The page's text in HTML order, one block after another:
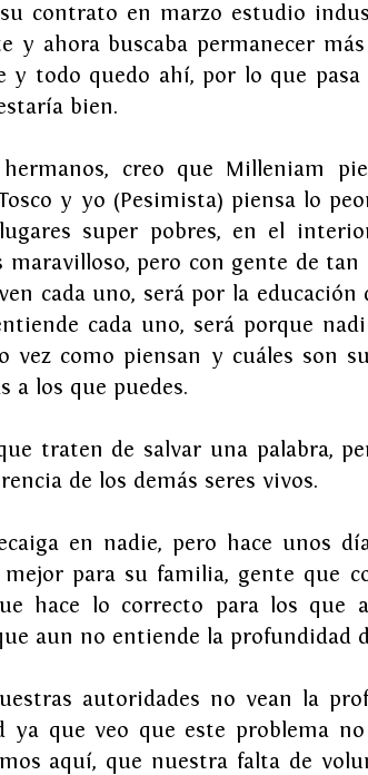
contrato en marzo estudio
y ahora buscaba permanecer
y todo quedo ahí, por lo que
bien.
creo que Milleniam
y yo (Pesimista) piensa lo
super pobres, en el
maravilloso, pero con gente de tan
cada uno, será por la educación
cada uno, será porque
vez como piensan y cuáles son
a los que puedes.
traten de salvar una palabra,
de los demás seres vivos.
en nadie, pero hace unos
para su familia, gente que
hace lo correcto para los que
aun no entiende la profundidad
autoridades no vean la
ya que veo que este problema
aquí, que nuestra falta de